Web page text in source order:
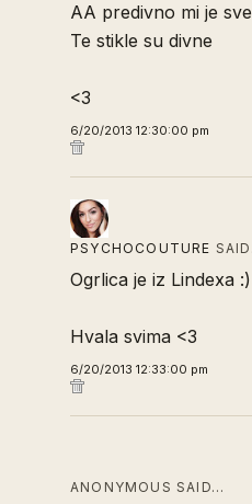
AA predivno mi je
Te stikle su divne
<3
6/20/2013 12:30:00 pm
PSYCHOCOUTURE
Ogrlica je iz Lindexa :)
Hvala svima <3
6/20/2013 12:33:00 pm
ANONYMOUS SAID…